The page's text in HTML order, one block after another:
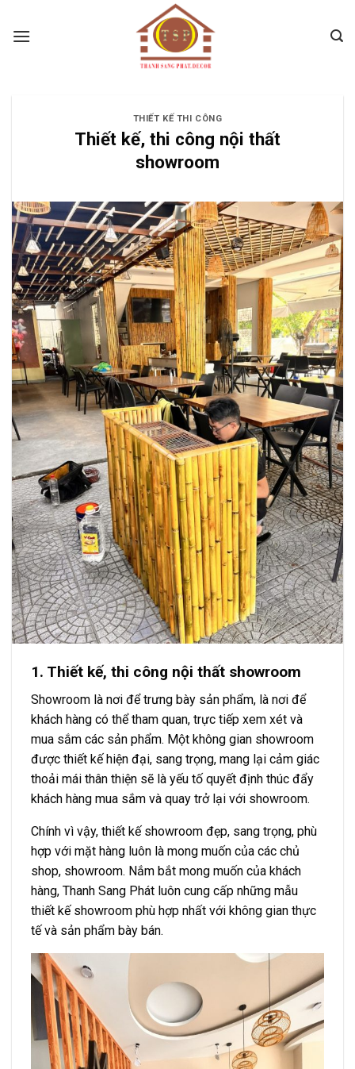
THIẾT KẾ THI CÔNG
Thiết kế, thi công nội thất
showroom
1. Thiết kế, thi công nội thất showroom
Showroom là nơi để trưng bày sản phẩm, là nơi để
khách hàng có thể tham quan, trực tiếp xem xét và
mua sắm các sản phẩm. Một không gian showroom
được thiết kế hiện đại, sang trọng, mang lại cảm giác
thoải mái thân thiện sẽ là yếu tố quyết định thúc đẩy
khách hàng mua sắm và quay trở lại với showroom.
Chính vì vậy, thiết kế showroom đẹp, sang trọng, phù
hợp với mặt hàng luôn là mong muốn của các chủ
shop, showroom. Nắm bắt mong muốn của khách
hàng, Thanh Sang Phát luôn cung cấp những mẫu
thiết kế showroom phù hợp nhất với không gian thực
tế và sản phẩm bày bán.